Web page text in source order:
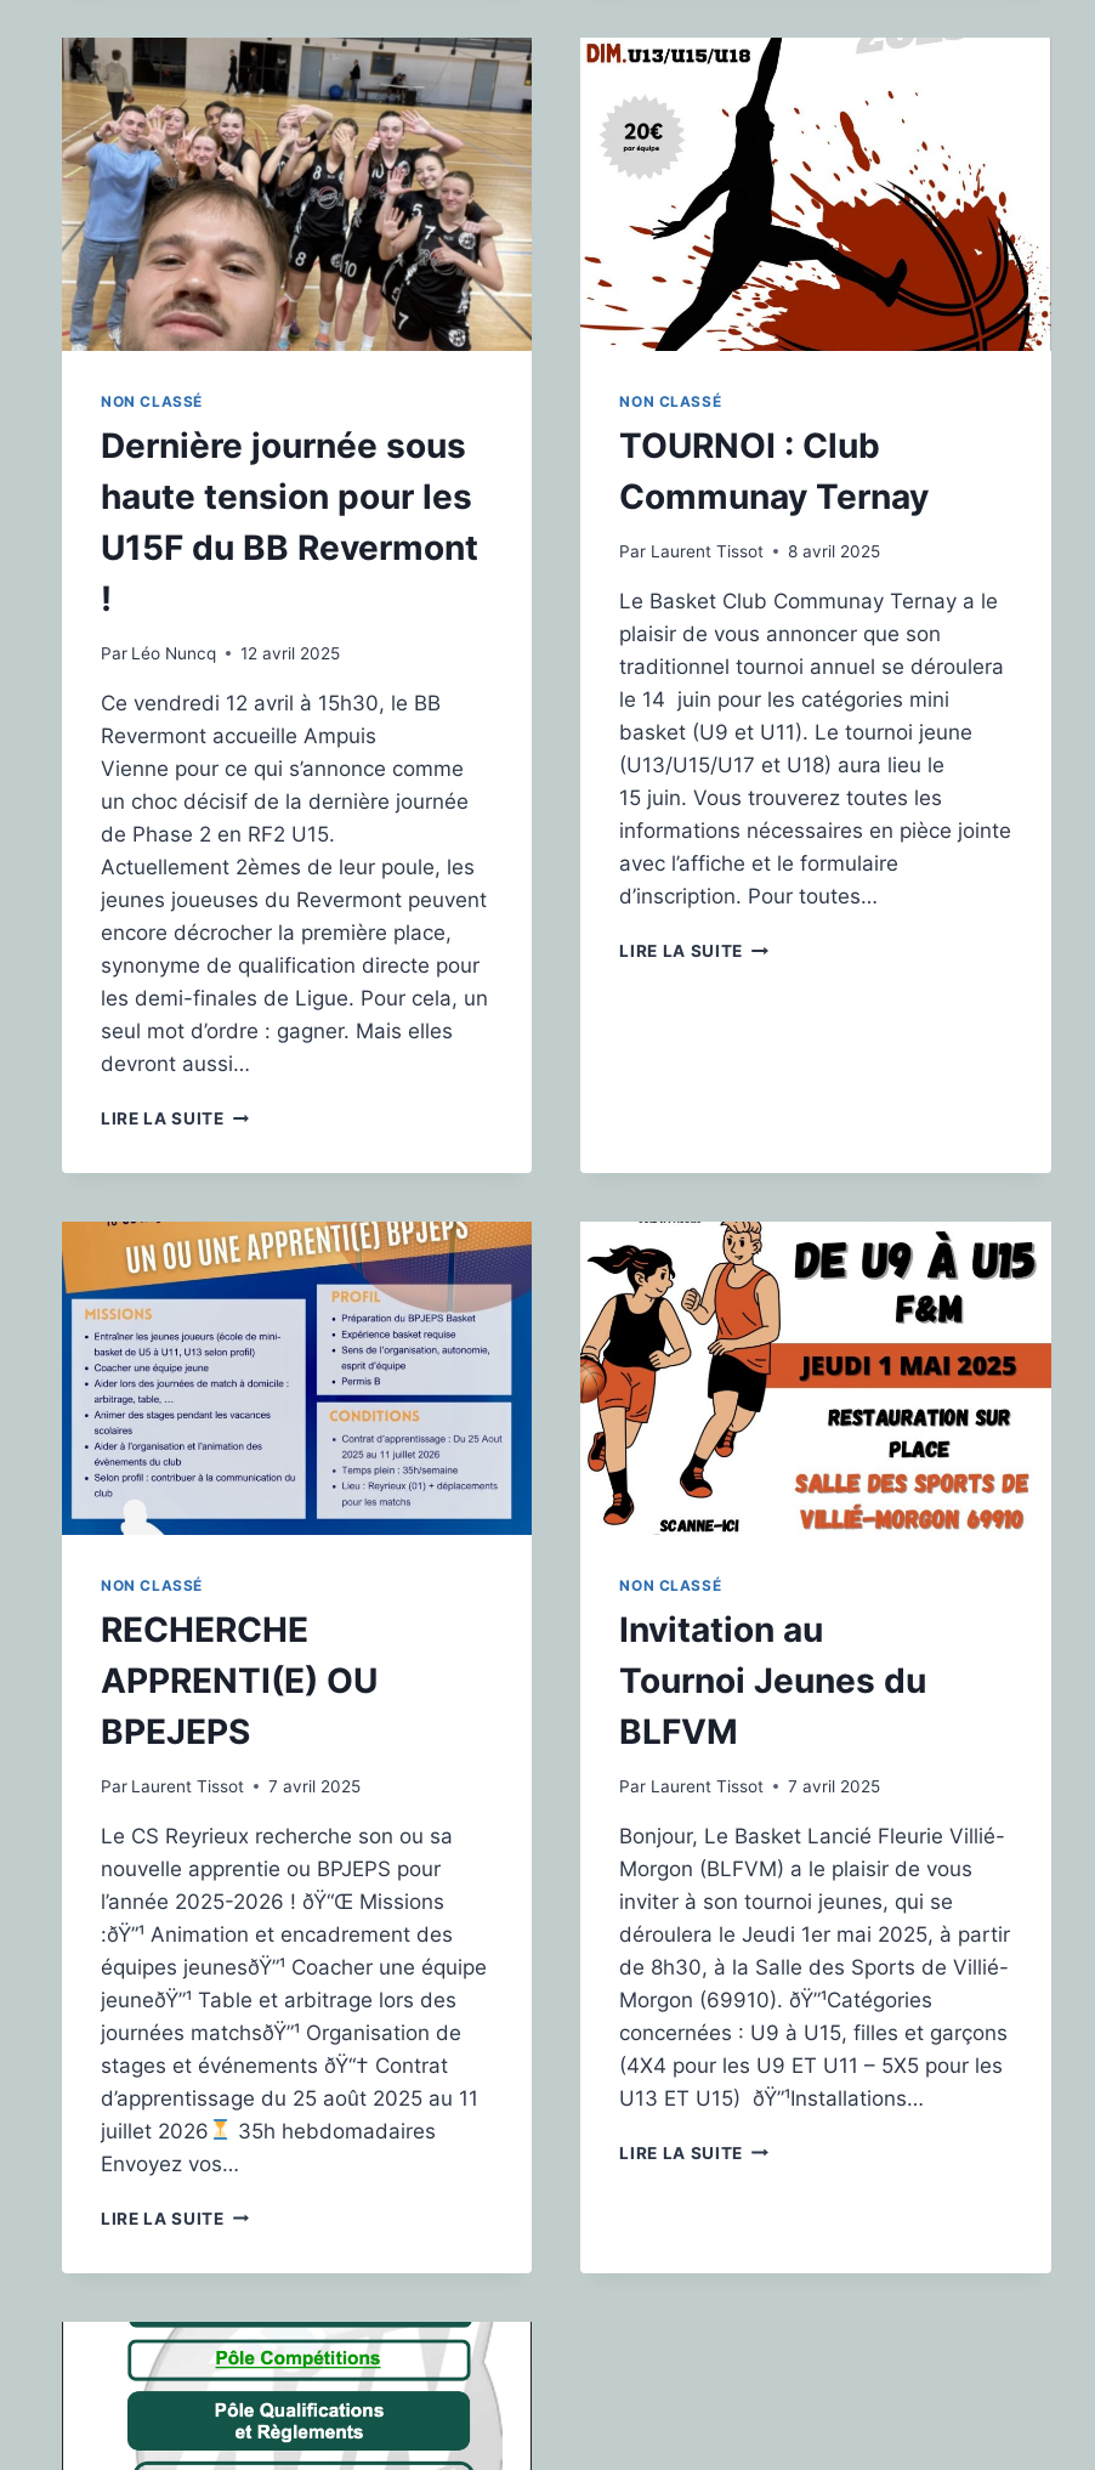
NON CLASSÉ
Dernière journée sous
haute tension pour les
U15F du BB Revermont
!
Par Léo Nuncq 12 avril 2025
Ce vendredi 12 avril à 15h30, le BB
Revermont accueille Ampuis
Vienne pour ce qui s’annonce comme
un choc décisif de la dernière journée
de Phase 2 en RF2 U15.
Actuellement 2èmes de leur poule, les
jeunes joueuses du Revermont peuvent
encore décrocher la première place,
synonyme de qualification directe pour
les demi-finales de Ligue. Pour cela, un
seul mot d’ordre : gagner. Mais elles
devront aussi…
LIRE LA SUITE
NON CLASSÉ
TOURNOI : Club
Communay Ternay
Par Laurent Tissot 8 avril 2025
Le Basket Club Communay Ternay a le
plaisir de vous annoncer que son
traditionnel tournoi annuel se déroulera
le 14 juin pour les catégories mini
basket (U9 et U11). Le tournoi jeune
(U13/U15/U17 et U18) aura lieu le
15 juin. Vous trouverez toutes les
informations nécessaires en pièce jointe
avec l’affiche et le formulaire
d’inscription. Pour toutes…
LIRE LA SUITE
NON CLASSÉ
RECHERCHE
APPRENTI(E) OU
BPEJEPS
Par Laurent Tissot 7 avril 2025
Le CS Reyrieux recherche son ou sa
nouvelle apprentie ou BPJEPS pour
l’année 2025-2026 ! ðŸ“Œ Missions
:ðŸ”¹ Animation et encadrement des
équipes jeunesðŸ”¹ Coacher une équipe
jeuneðŸ”¹ Table et arbitrage lors des
journées matchsðŸ”¹ Organisation de
stages et événements ðŸ“† Contrat
d’apprentissage du 25 août 2025 au 11
juillet 2026
35h hebdomadaires
Envoyez vos…
LIRE LA SUITE
NON CLASSÉ
Invitation au
Tournoi Jeunes du
BLFVM
Par Laurent Tissot 7 avril 2025
Bonjour, Le Basket Lancié Fleurie Villié-
Morgon (BLFVM) a le plaisir de vous
inviter à son tournoi jeunes, qui se
déroulera le Jeudi 1er mai 2025, à partir
de 8h30, à la Salle des Sports de Villié-
Morgon (69910). ðŸ”¹Catégories
concernées : U9 à U15, filles et garçons
(4X4 pour les U9 ET U11 – 5X5 pour les
U13 ET U15) ðŸ”¹Installations…
LIRE LA SUITE